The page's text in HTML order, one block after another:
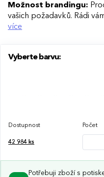
Možnost brandingu:
vašich požadavků. Rádi
technologii potisku s
více
Vyberte barvu:
Dostupnost Počet
42 984 ks
Potřebuji zboží s